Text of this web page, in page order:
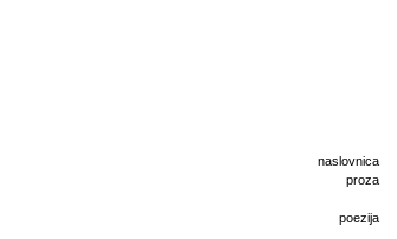
naslovnica
proza
poezija